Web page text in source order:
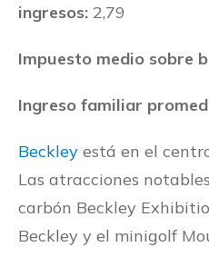
ingresos: 2,79
Impuesto medio sobre
Ingreso familiar
Beckley está en el
Las atracciones
carbón Beckley
Beckley y el minigolf